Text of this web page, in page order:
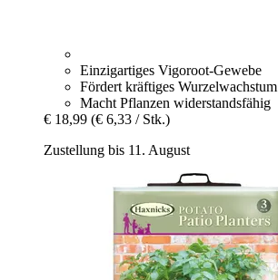
Einzigartiges Vigoroot-Gewebe
Fördert kräftiges Wurzelwachstum
Macht Pflanzen widerstandsfähig
€ 18,99 (€ 6,33 / Stk.)
Zustellung bis 11. August